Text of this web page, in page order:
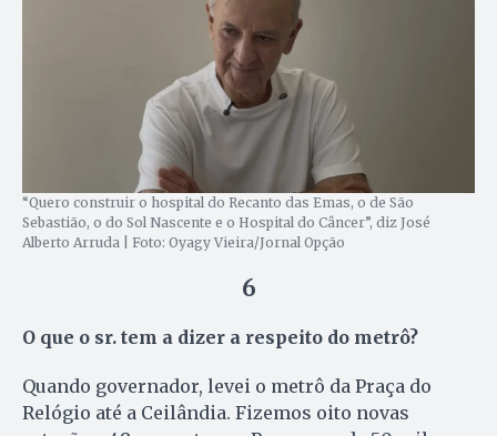
“Quero construir o hospital do Recanto das Emas, o de São
Sebastião, o do Sol Nascente e o Hospital do Câncer”, diz José
Alberto Arruda | Foto: Oyagy Vieira/Jornal Opção
6
O que o sr. tem a dizer a respeito do metrô?
Quando governador, levei o metrô da Praça do
Relógio até a Ceilândia. Fizemos oito novas